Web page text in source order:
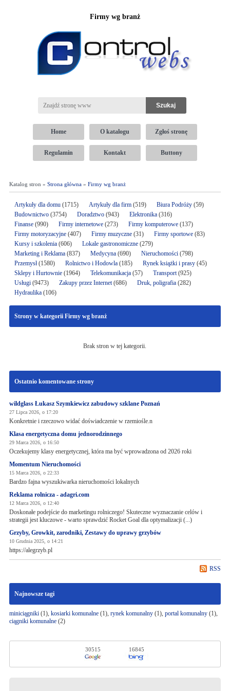
Firmy wg branż
Home O katalogu Zgłoś stronę
Regulamin Kontakt Buttony
Katalog stron » Strona główna» Firmy wg branż
Artykuły dla domu(1715) Artykuły dla firm(519) Biura Podróży(59)
Budownictwo(3754) Doradztwo(943) Elektronika (316)
Finanse(990) Firmy internetowe (273) Firmy komputerowe(137)
Firmy motoryzacyjne(407) Firmy muzyczne(31) Firmy sportowe(83)
Kursy i szkolenia(606) Lokale gastronomiczne(279)
Marketing i Reklama(837) Medycyna(690) Nieruchomości(798)
Przemysł(1580) Rolnictwo i Hodowla(185) Rynek książki i prasy(45)
Sklepy i Hurtownie(1964) Telekomunikacja(57) Transport(925)
Usługi(9473) Zakupy przez Internet(686) Druk, poligrafia(282)
Hydraulika(106)
Strony w kategorii Firmy wg branż
Brak stron w tej kategorii.
Ostatnio komentowane strony
wildglass Łukasz Szymkiewicz zabudowy szklane Poznań
27 Lipca 2026, o 17:20
Konkretnie i rzeczowo widać doświadczenie w rzemiośle.n
Klasa energetyczna domu jednorodzinnego
29 Marca 2026, o 16:50
Oczekujemy klasy energetycznej, która ma być wprowadzona od 2026 roki
Momentum Nieruchomości
15 Marca 2026, o 22:33
Bardzo fajna wyszukiwarka nieruchomości lokalnych
Reklama rolnicza - adagri.com
12 Marca 2026, o 12:40
Doskonałe podejście do marketingu rolniczego! Skuteczne wyznaczanie celów i
strategii jest kluczowe - warto sprawdzić Rocket Goal dla optymalizacji (...)
Grzyby, Growkit, zarodniki, Zestawy do uprawy grzybów
10 Grudnia 2025, o 14:21
https://alegrzyb.pl
RSS
Najnowsze tagi
miniciągniki(1), kosiarki komunalne(1), rynek komunalny(1), portal komunalny(1),
ciągniki komunalne(2)
30515 16845